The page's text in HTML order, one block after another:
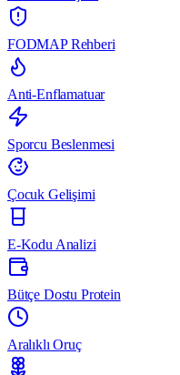
FODMAP Rehberi
Anti-Enflamatuar
Sporcu Beslenmesi
Çocuk Gelişimi
E-Kodu Analizi
Bütçe Dostu Protein
Aralıklı Oruç